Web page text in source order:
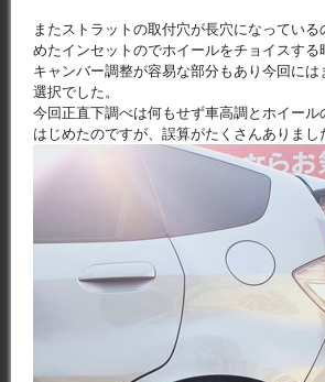
またストラットの取付穴が長穴になってい
めたインセットのでホイールをチョイスする
キャンバー調整が容易な部分もあり今回に
選択でした。
今回正直下調べは何もせず車高調とホイール
はじめたのですが、誤算がたくさんありまし